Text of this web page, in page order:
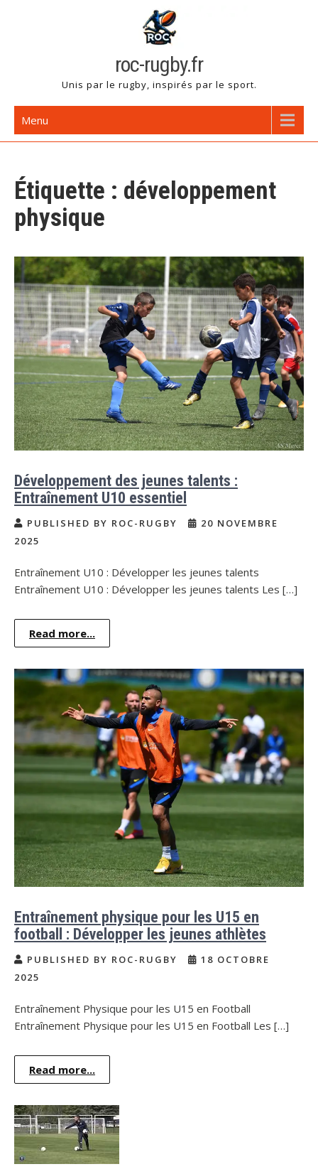
roc-rugby.fr
Unis par le rugby, inspirés par le sport.
Menu
Étiquette : développement
physique
Développement des jeunes talents :
Entraînement U10 essentiel
PUBLISHED BY ROC-RUGBY
20 NOVEMBRE
2025
Entraînement U10 : Développer les jeunes talents
Entraînement U10 : Développer les jeunes talents Les […]
Read more...
Entraînement physique pour les U15 en
football : Développer les jeunes athlètes
PUBLISHED BY ROC-RUGBY
18 OCTOBRE
2025
Entraînement Physique pour les U15 en Football
Entraînement Physique pour les U15 en Football Les […]
Read more...